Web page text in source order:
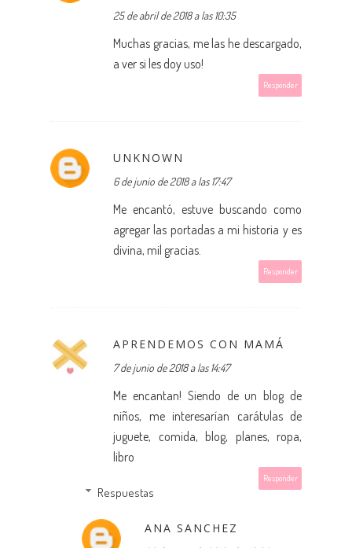
25 de abril de 2018 a las 10:35
Muchas gracias, me las he descargado,
a ver si les doy uso!
Responder
UNKNOWN
6 de junio de 2018 a las 17:47
Me encantó, estuve buscando como
agregar las portadas a mi historia y es
divina, mil gracias.
Responder
APRENDEMOS CON MAMÁ
7 de junio de 2018 a las 14:47
Me encantan! Siendo de un blog de
niños, me interesarían carátulas de
juguete, comida, blog, planes, ropa,
libro
Responder
Respuestas
ANA SANCHEZ